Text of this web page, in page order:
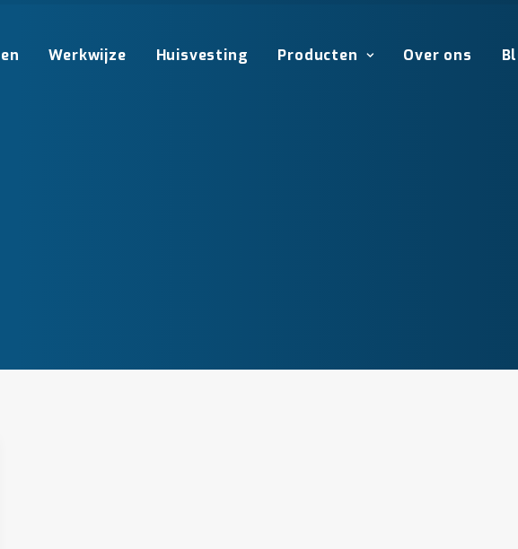
Werkwijze Huisvesting Producten Over ons